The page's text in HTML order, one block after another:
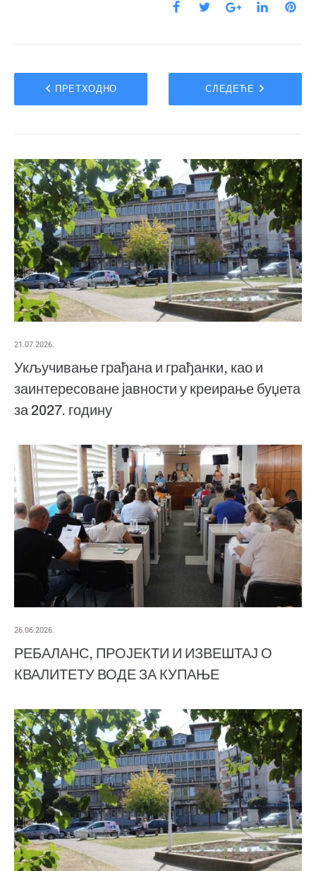
ПРЕТХОДНО СЛЕДЕЋЕ
21.07.2026.
Укључивање грађана и грађанки, као и
заинтересоване јавности у креирање буџета
за 2027. годину
26.06.2026.
РЕБАЛАНС, ПРОЈЕКТИ И ИЗВЕШТАЈ О
КВАЛИТЕТУ ВОДЕ ЗА КУПАЊЕ